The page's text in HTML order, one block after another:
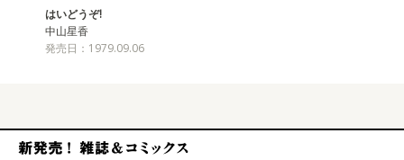
はいどうぞ!
中山星香
発売日：1979.09.06